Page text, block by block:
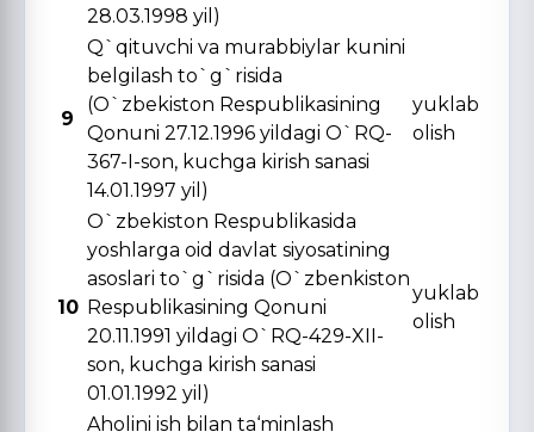
28.03.1998 yil)
9
Q`qituvchi va murabbiylar kunini
belgilash to`g`risida
(O`zbekiston Respublikasining
Qonuni 27.12.1996 yildagi O`RQ-
367-I-son, kuchga kirish sanasi
14.01.1997 yil)
yuklab
olish
10
O`zbekiston Respublikasida
yoshlarga oid davlat siyosatining
asoslari to`g`risida (O`zbenkiston
Respublikasining Qonuni
20.11.1991 yildagi O`RQ-429-XII-
son, kuchga kirish sanasi
01.01.1992 yil)
yuklab
olish
Aholini ish bilan ta‘minlash